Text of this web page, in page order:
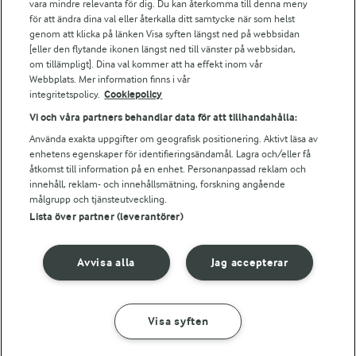
Bildbank
Följ oss
© 2026 Arla Foods
Integritetspolicy
vara mindre relevanta för dig. Du kan återkomma till denna meny
för att ändra dina val eller återkalla ditt samtycke när som helst
genom att klicka på länken Visa syften längst ned på webbsidan
[eller den flytande ikonen längst ned till vänster på webbsidan,
om tillämpligt]. Dina val kommer att ha effekt inom vår
Webbplats. Mer information finns i vår
integritetspolicy. Cookiepolicy
Vi och våra partners behandlar data för att tillhandahålla:
Använda exakta uppgifter om geografisk positionering. Aktivt läsa av
enhetens egenskaper för identifieringsändamål. Lagra och/eller få
åtkomst till information på en enhet. Personanpassad reklam och
innehåll, reklam- och innehållsmätning, forskning angående
målgrupp och tjänsteutveckling.
Lista över partner (leverantörer)
Jag accepterar
Avvisa alla
Visa syften